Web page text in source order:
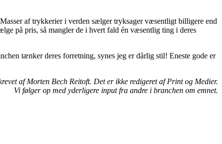
af trykkerier i verden sælger tryksager væsentligt billigere end
på pris, så mangler de i hvert fald én væsentlig ting i deres
tænker deres forretning, synes jeg er dårlig stil! Eneste gode er
af Morten Bech Reitoft. Det er ikke redigeret af Print og Medier.
Vi følger op med yderligere input fra andre i branchen om emnet.